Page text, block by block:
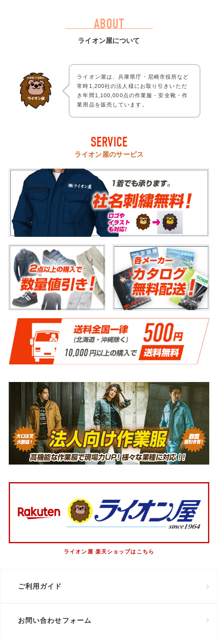
ABOUT
ライオン屋について
ライオン屋は、兵庫県庁・尼崎市役所など
常時1,200社の法人様にお取り引きいただ
き年間1,100,000点の作業服・安全靴・作
業用品を販売しています。
SERVICE
ライオン屋のサービス
ライオン屋 楽天ショップはこちら
ご利用ガイド
お問い合わせフォーム